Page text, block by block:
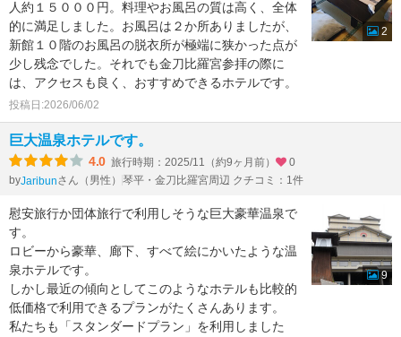
人約１５０００円。料理やお風呂の質は高く、全体
的に満足しました。お風呂は２か所ありましたが、
新館１０階のお風呂の脱衣所が極端に狭かった点が
少し残念でした。それでも金刀比羅宮参拝の際に
は、アクセスも良く、おすすめできるホテルです。
投稿日:2026/06/02
2
巨大温泉ホテルです。
4.0 旅行時期：2025/11（約9ヶ月前）
0
byJaribunさん（男性） 琴平・金刀比羅宮周辺 クチコミ：1件
慰安旅行か団体旅行で利用しそうな巨大豪華温泉で
す。
ロビーから豪華、廊下、すべて絵にかいたような温
泉ホテルです。
しかし最近の傾向としてこのようなホテルも比較的
低価格で利用できるプランがたくさんあります。
私たちも「スタンダードプラン」を利用しました
9